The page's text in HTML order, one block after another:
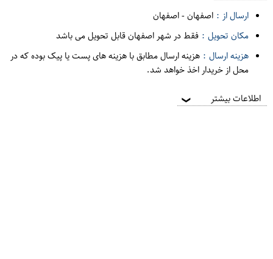
ارسال از : اصفهان-اصفهان
مکان تحویل : فقط در شهر اصفهان قابل تحویل می باشد
هزینه ارسال : هزینه ارسال مطابق با هزینه های پست یا پیک بوده که در
محل از خریدار اخذ خواهد شد.
اطلاعات بیشتر ❯